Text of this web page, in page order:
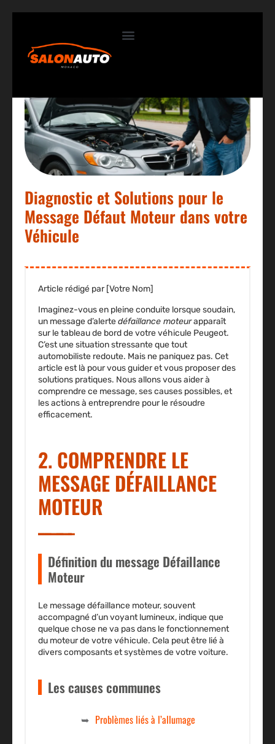
Diagnostic et Solutions pour le
Message Défaut Moteur dans votre
Véhicule
Article rédigé par [Votre Nom]
Imaginez-vous en pleine conduite lorsque soudain,
un message d’alertedéfaillance moteurapparaît
sur le tableau de bord de votre véhicule Peugeot.
C’est une situation stressante que tout
automobiliste redoute. Mais ne paniquez pas. Cet
article est là pour vous guider et vous proposer des
solutions pratiques. Nous allons vous aider à
comprendre ce message, ses causes possibles, et
les actions à entreprendre pour le résoudre
efficacement.
2. COMPRENDRE LE
MESSAGE DÉFAILLANCE
MOTEUR
Définition du message Défaillance
Moteur
Le messagedéfaillance moteur, souvent
accompagné d’un voyant lumineux, indique que
quelque chose ne va pas dans le fonctionnement
du moteur de votre véhicule. Cela peut être lié à
divers composants et systèmes de votre voiture.
Les causes communes
Problèmes liés à l’allumage